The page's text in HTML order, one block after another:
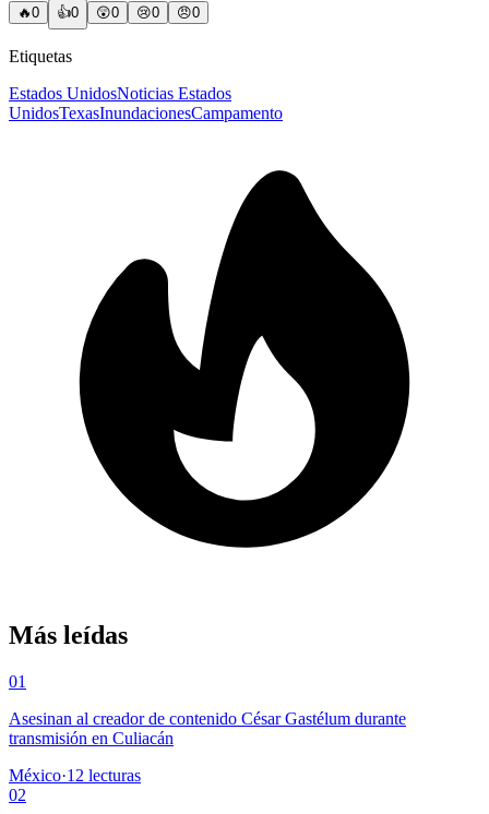
🔥0 👍0 😲0 😢0 😠0
Etiquetas
Estados UnidosNoticias Estados
UnidosTexasInundacionesCampamento
Más leídas
01
Asesinan al creador de contenido César Gastélum durante
transmisión en Culiacán
México·12 lecturas
02